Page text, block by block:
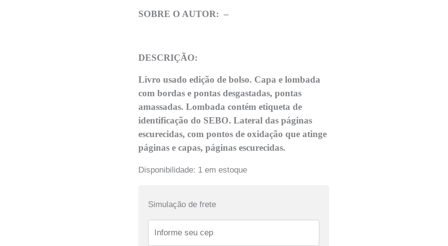
SOBRE O AUTOR: –
DESCRIÇÃO:
Livro usado edição de bolso. Capa e lombada
com bordas e pontas desgastadas, pontas
amassadas. Lombada contém etiqueta de
identificação do SEBO. Lateral das páginas
escurecidas, com pontos de oxidação que atinge
páginas e capas, páginas escurecidas.
Disponibilidade: 1 em estoque
Simulação de frete